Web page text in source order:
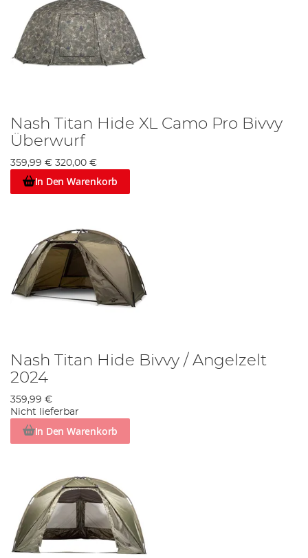
Nash Titan Hide XL Camo Pro Bivvy
Überwurf
359,99 € 320,00 €
In Den Warenkorb
Nash Titan Hide Bivvy / Angelzelt
2024
359,99 €
Nicht lieferbar
In Den Warenkorb